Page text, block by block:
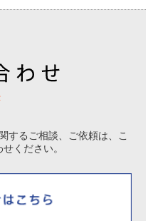
するご相談、ご依頼は、
こ
ください。